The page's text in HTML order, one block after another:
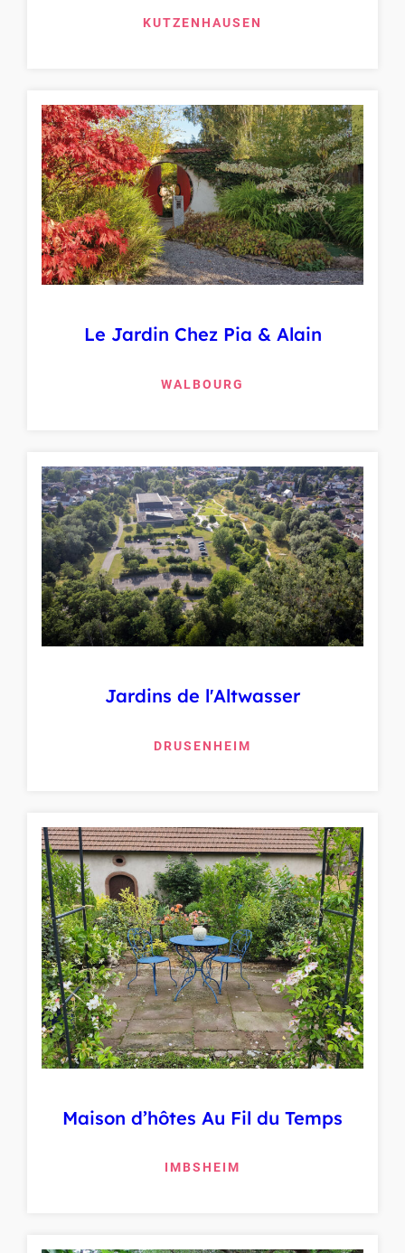
KUTZENHAUSEN
Le Jardin Chez Pia & Alain
WALBOURG
Jardins de l'Altwasser
DRUSENHEIM
Maison d’hôtes Au Fil du Temps
IMBSHEIM